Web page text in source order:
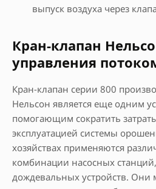
выпуск воздуха через
Кран-клапан
управления
Кран-клапан серии 800
Нельсон является еще одним
помогающим сократить
эксплуатацией системы
хозяйствах применяются
комбинации насосных
дождевальных устройств. Они